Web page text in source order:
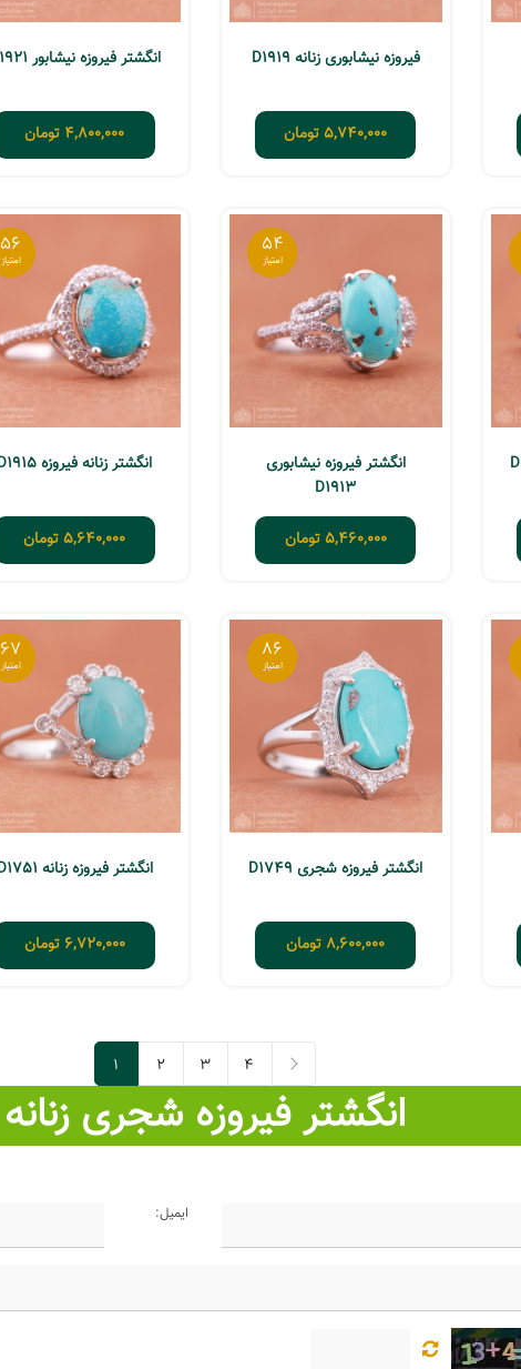
فیروزه نیشابوری زنانه D1919
5,740,000تومان
انگشتر فیروزه نیشابور D1921
4,800,000 تومان
54
انگشتر فیروزه نیشابوری
D1913
5,460,000تومان
56
انگشتر زنانه فیروزه D1915
5,640,000تومان
86
انگشتر فیروزه شجری D1749
8,600,000 تومان
67
انگشتر فیروزه زنانه D1751
6,720,000 تومان
1 2 3
4
انگشتر فیروزه شجری زنانه
ایمیل: